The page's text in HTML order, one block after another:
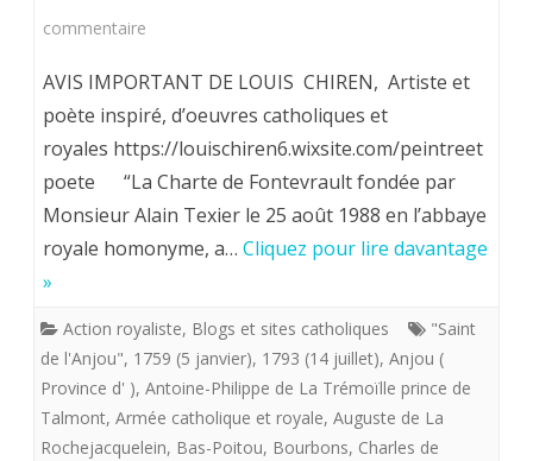
commentaire
Chiren,
Maître
imagier
«
flotte
providentialiste”
offre
AVIS IMPORTANT DE LOUIS CHIREN, Artiste et
poète inspiré, d’oeuvres catholiques et
royales https://louischiren6.wixsite.com/peintreet
poete “La Charte de Fontevrault fondée par
Monsieur Alain Texier le 25 août 1988 en l’abbaye
royale homonyme, a… Cliquez pour lire davantage
»
Action royaliste, Blogs et sites catholiques
"Saint
de l'Anjou", 1759 (5 janvier), 1793 (14 juillet), Anjou (
Province d' ), Antoine-Philippe de La Trémoïlle prince de
Talmont, Armée catholique et royale, Auguste de La
Rochejacquelein, Bas-Poitou, Bourbons, Charles de